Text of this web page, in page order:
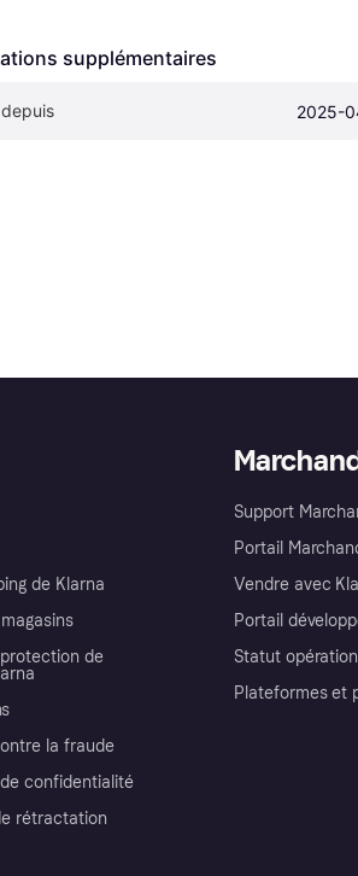
supplémentaires
2025-
de Klarna
de
la fraude
confidentialité
rétractation
Support
Portail
Vendre avec
Portail
Statut
Plateformes et